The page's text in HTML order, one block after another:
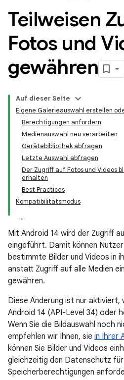
Teilweisen
Fotos und
gewähren
Auf dieser Seite
Eigene Galerieauswahl erstellen
Berechtigungen anfordern
Medienauswahl neu verarbeiten
Gerätebibliothek abfragen
Letzte Auswahl abfragen
Der Zugriff auf Fotos und Videos
erhalten
Best Practices
Kompatibilitätsmodus
Mit Android 14 wird der Zugriff
eingeführt. Damit können
bestimmte Bilder und Videos in
anstatt Zugriff auf alle Medien
gewähren.
Diese Änderung ist nur aktiviert,
Android 14 (API-Level 34) oder
Wenn Sie die Bildauswahl noch
empfehlen wir Ihnen, sie in Ihrer
können Sie Bilder und Videos
gleichzeitig den Datenschutz
Speicherberechtigungen